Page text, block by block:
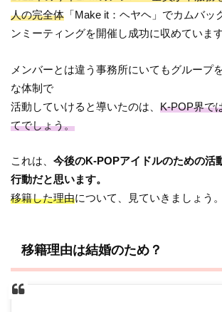
人の完全体 「Make it：ヘヤヘ」でカムバッ
ンミーティングを開催し成功に収めています
メンバーとは違う事務所にいてもグループ
な体制で
活動していけると導いたのは、K-POP界で
てでしょう。
これは、今後のK-POPアイドルのための活
行動だと思います。
移籍した理由について、見ていきましょう。
移籍理由は結婚のため？